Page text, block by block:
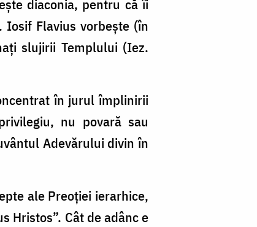
diaconia, pentru că îi
Iosif Flavius vorbeşte (în
slujirii Templului (Iez.
în jurul împlinirii
nu povară sau
Adevărului divin în
ale Preoţiei ierarhice,
Hristos”. Cât de adânc e